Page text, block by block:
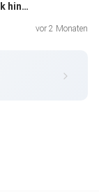
Singe wie Bruno Mars – Die Technik hinter seinem Sound
vor 2 Monaten